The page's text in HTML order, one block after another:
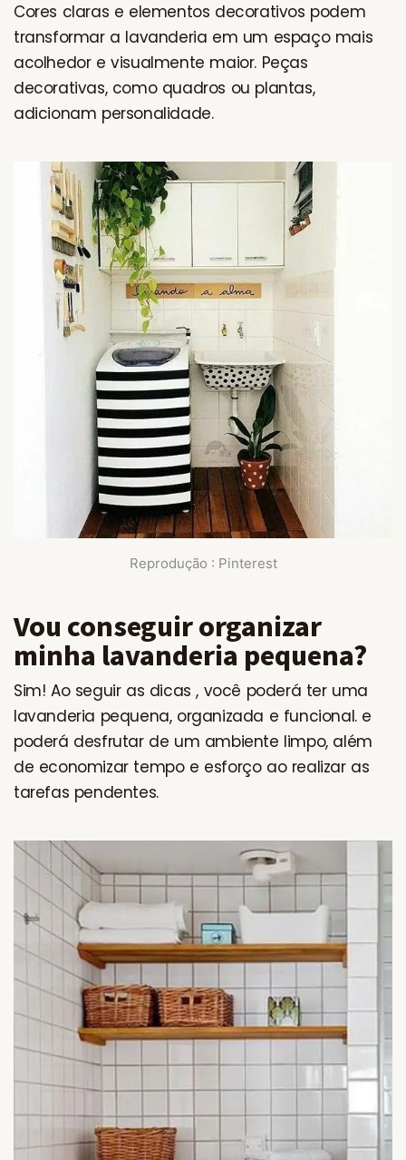
Cores claras e elementos decorativos podem
transformar a lavanderia em um espaço mais
acolhedor e visualmente maior. Peças
decorativas, como quadros ou plantas,
adicionam personalidade.
Reprodução : Pinterest
Vou conseguir organizar
minha lavanderia pequena?
Sim! Ao seguir as dicas , você poderá ter uma
lavanderia pequena, organizada e funcional. e
poderá desfrutar de um ambiente limpo, além
de economizar tempo e esforço ao realizar as
tarefas pendentes.